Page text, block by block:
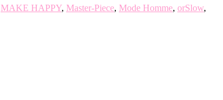
MAKE HAPPY, Master-Piece, Mode Homme, orSlow,